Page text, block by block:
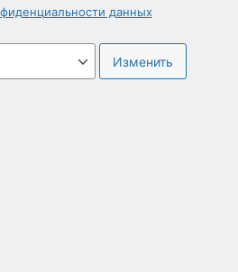
данных